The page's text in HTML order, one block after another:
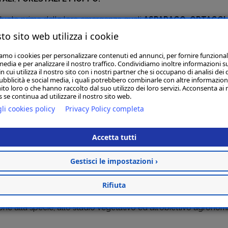
prima della loro emergenza qualiASPARAGO,
mais, sorgo e barbabietola da zucchero il trattamento va
alla coltivazione di: fragola, ortaggi, barbabietola da
sorgo, con trattamenti prima della semina (anche nelle
e trattando con malerbe emerse ed effettuando il
: Aree rurali ed Industriali, Aree ed opere civili (ad
cortili e aree verdi all’interno di plessi scolastici, aree
scoline in asciutta. Per interventi a piena superficie o per il
solubile da impiegare in acqua, a volume sia normale, sia
di aria; irroratrice con barre da diserbo schermate;
le infestanti da combattere. Normalmente si
utilizzare tuta impermeabile completa, guanti e stivali in
la completa translocazione della sostanza attiva.
alla specie, allo stadio vegetativo ed all'obiettivo
sito web utilizza i cookie
i cookies per personalizzare contenuti ed annunci, per fornire
e per analizzare il nostro traffico. Condividiamo inoltre informazioni
cui utilizza il nostro sito con i nostri partner che si occupano di analisi dei
e social media, i quali potrebbero combinarle con altre
loro o che hanno raccolto dal suo utilizzo dei loro servizi. Acconsenta ai
se continua ad utilizzare il nostro sito web.
cookies policy Privacy Policy completa
Accetta tutti
Gestisci le impostazioni ›
Rifiuta